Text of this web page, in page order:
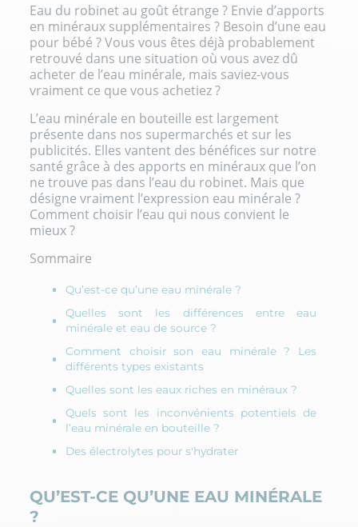
Eau du robinet au goût étrange ? Envie d’apports
en minéraux supplémentaires ? Besoin d’une eau
pour bébé ? Vous vous êtes déjà probablement
retrouvé dans une situation où vous avez dû
acheter de l’eau minérale, mais saviez-vous
vraiment ce que vous achetiez ?
L’eau minérale en bouteille est largement
présente dans nos supermarchés et sur les
publicités. Elles vantent des bénéfices sur notre
santé grâce à des apports en minéraux que l’on
ne trouve pas dans l’eau du robinet. Mais que
désigne vraiment l’expression eau minérale ?
Comment choisir l’eau qui nous convient le
mieux ?
Sommaire
Qu’est-ce qu’une eau minérale ?
Quelles sont les différences entre eau
minérale et eau de source ?
Comment choisir son eau minérale ? Les
différents types existants
Quelles sont les eaux riches en minéraux ?
Quels sont les inconvénients potentiels de
l’eau minérale en bouteille ?
Des électrolytes pour s'hydrater
QU’EST-CE QU’UNE EAU MINÉRALE
?